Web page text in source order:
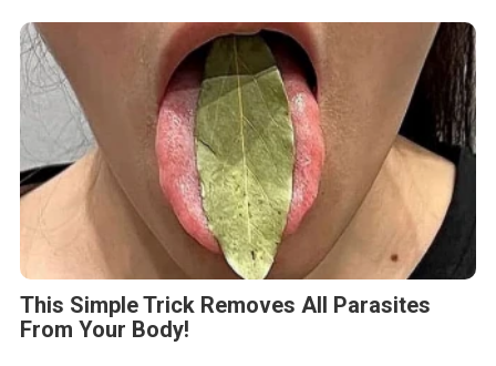
This Simple Trick Removes All Parasites
From Your Body!